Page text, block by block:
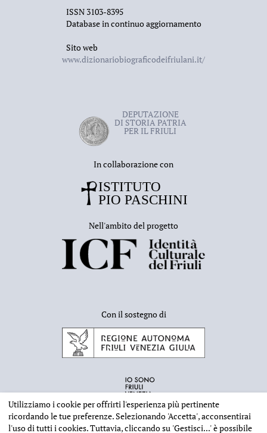
ISSN 3103-8395
Database in continuo aggiornamento
Sito web
www.dizionariobiograficodeifriulani.it/
DEPUTAZIONE
DI STORIA PATRIA
PER IL FRIULI
In collaborazione con
Nell'ambito del progetto
Con il sostegno di
Utilizziamo i cookie per offrirti l'esperienza più pertinente
ricordando le tue preferenze. Selezionando 'Accetta', acconsentirai
l'uso di tutti i cookies. Tuttavia, cliccando su 'Gestisci...'è possibile